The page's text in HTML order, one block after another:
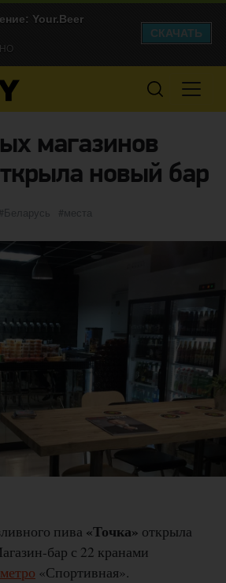
магазинов
новый бар
Метки
Беларусь места
пива «Точка» открыла
бар с 22 кранами
«Спортивная».
Your.Beer
СКАЧАТЬ